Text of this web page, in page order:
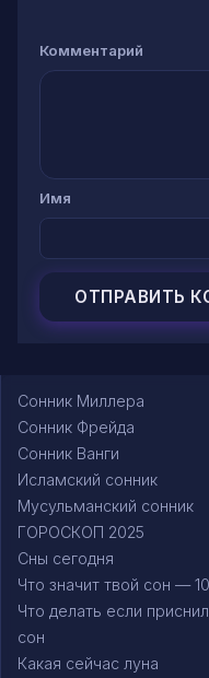
Комментарий
Имя
Сонник Миллера
Сонник Фрейда
Сонник Ванги
Исламский сонник
Мусульманский сонник
ГОРОСКОП 2025
Сны сегодня
Что значит твой сон —
Что делать если
сон
Какая сейчас луна